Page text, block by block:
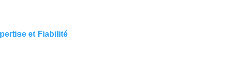
et Fiabilité